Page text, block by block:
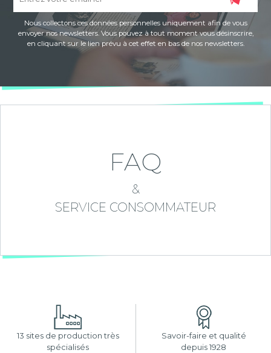
Nous collectons ces données personnelles uniquement afin de vous
envoyer nos newsletters. Vous pouvez à tout moment vous désinscrire,
en cliquant sur le lien prévu à cet effet en bas de nos newsletters.
FAQ
&
SERVICE CONSOMMATEUR
13 sites de production très
spécialisés
Savoir-faire et qualité
depuis 1928